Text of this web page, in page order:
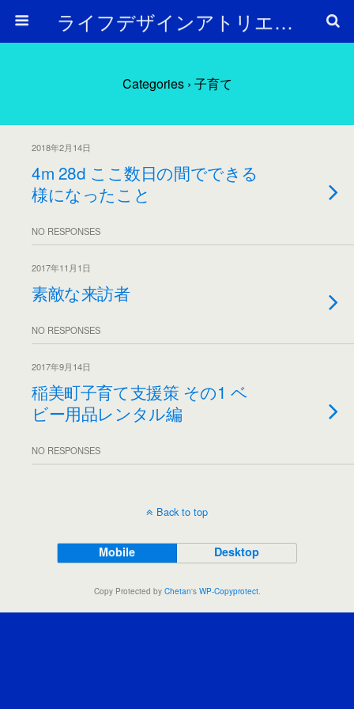
ライフデザインアトリエ Arc en Ciel
Categories › 子育て
2018年2月14日
4m 28d ここ数日の間でできる
様になったこと
NO RESPONSES
2017年11月1日
素敵な来訪者
NO RESPONSES
2017年9月14日
稲美町子育て支援策 その1 ベ
ビー用品レンタル編
NO RESPONSES
Back to top
Mobile Desktop
Copy Protected by Chetan's WP-Copyprotect.